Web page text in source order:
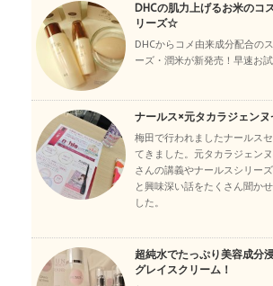
DHCの肌力上げるお米のコ
リーズ☆
DHCからコメ由来成分配合の
ーズ・潤米が新発売！早速お試
ナールス×元タカラジェン
梅田で行われましたナールス
てきました。元タカラジェン
さんの講義やナールスシリー
と興味深い話をたくさん聞か
した。
超純水でたっぷり美容成分
グレイスクリーム！